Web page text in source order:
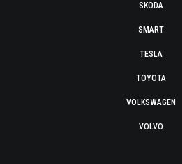
SKODA
SMART
TESLA
TOYOTA
VOLKSWAGEN
VOLVO